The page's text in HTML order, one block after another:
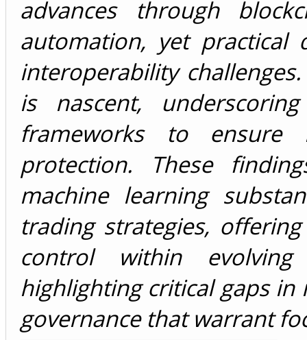
advances through
automation, yet practical
interoperability
is nascent,
frameworks to ensure
protection. These
machine learning
trading strategies,
control within
highlighting critical gaps
governance that warrant